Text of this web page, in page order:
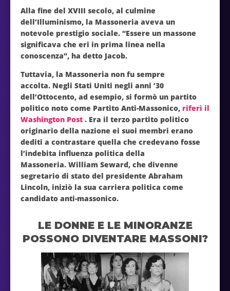
Alla fine del XVIII secolo, al culmine
dell’Illuminismo, la Massoneria aveva un
notevole prestigio sociale. “Essere un massone
significava che eri in prima linea nella
conoscenza”, ha detto Jacob.
Tuttavia, la Massoneria non fu sempre
accolta. Negli Stati Uniti negli anni ’30
dell’Ottocento, ad esempio, si formò un partito
politico noto come Partito Anti-Massonico, riferì il
Washington Post . Era il terzo partito politico
originario della nazione ei suoi membri erano
dediti a contrastare quella che credevano fosse
l’indebita influenza politica della
Massoneria. William Seward, che divenne
segretario di stato del presidente Abraham
Lincoln, iniziò la sua carriera politica come
candidato anti-massonico.
LE DONNE E LE MINORANZE
POSSONO DIVENTARE MASSONI?